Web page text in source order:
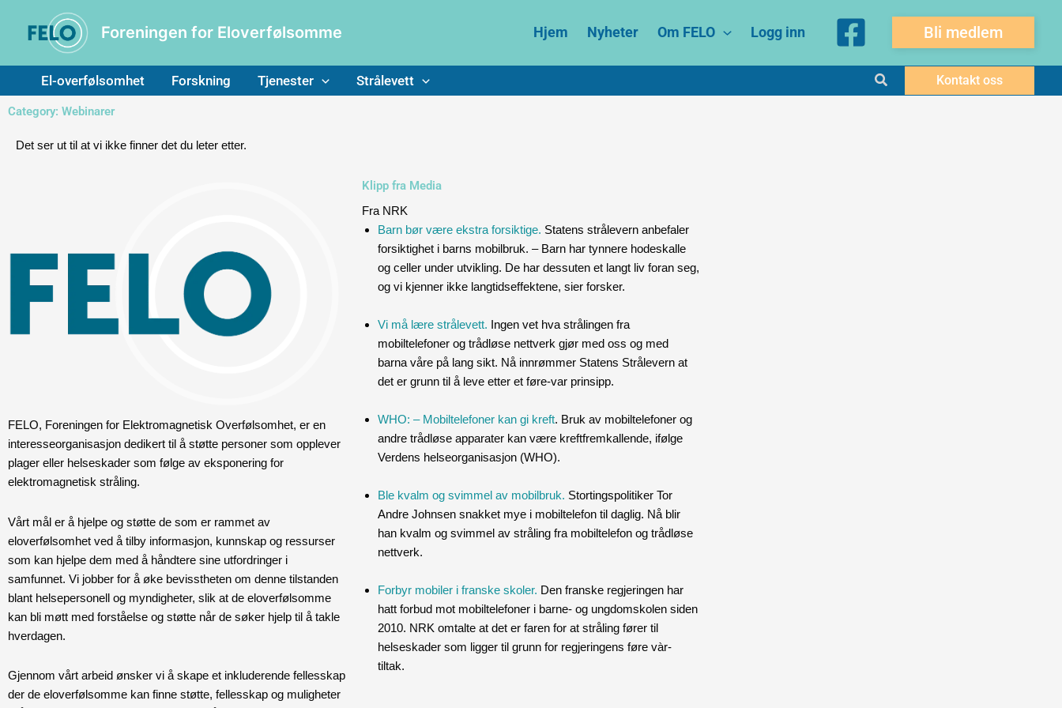
innholdet
innholdet
Foreningen for Eloverfølsomme Hjem Nyheter Om FELO Logg inn Bli medlem
El-overfølsomhet Forskning Tjenester Strålevett Søk Kontakt oss
Category: Webinarer
Det ser ut til at vi ikke finner det du leter etter.
FELO, Foreningen for Elektromagnetisk Overfølsomhet, er en
interesseorganisasjon dedikert til å støtte personer som opplever
plager eller helseskader som følge av eksponering for
elektromagnetisk stråling.
Vårt mål er å hjelpe og støtte de som er rammet av
eloverfølsomhet ved å tilby informasjon, kunnskap og ressurser
som kan hjelpe dem med å håndtere sine utfordringer i
samfunnet. Vi jobber for å øke bevisstheten om denne tilstanden
blant helsepersonell og myndigheter, slik at de eloverfølsomme
kan bli møtt med forståelse og støtte når de søker hjelp til å takle
hverdagen.
Gjennom vårt arbeid ønsker vi å skape et inkluderende fellesskap
der de eloverfølsomme kan finne støtte, fellesskap og muligheter
Klipp fra Media
Fra NRK
Barn bør være ekstra forsiktige. Statens strålevern anbefaler
forsiktighet i barns mobilbruk. – Barn har tynnere hodeskalle
og celler under utvikling. De har dessuten et langt liv foran seg,
og vi kjenner ikke langtidseffektene, sier forsker.
Vi må lære strålevett. Ingen vet hva strålingen fra
mobiltelefoner og trådløse nettverk gjør med oss og med
barna våre på lang sikt. Nå innrømmer Statens Strålevern at
det er grunn til å leve etter et føre-var prinsipp.
WHO: – Mobiltelefoner kan gi kreft. Bruk av mobiltelefoner og
andre trådløse apparater kan være kreftfremkallende, ifølge
Verdens helseorganisasjon (WHO).
Ble kvalm og svimmel av mobilbruk. Stortingspolitiker Tor
Andre Johnsen snakket mye i mobiltelefon til daglig. Nå blir
han kvalm og svimmel av stråling fra mobiltelefon og trådløse
nettverk.
Forbyr mobiler i franske skoler. Den franske regjeringen har
hatt forbud mot mobiltelefoner i barne- og ungdomskolen siden
2010. NRK omtalte at det er faren for at stråling fører til
helseskader som ligger til grunn for regjeringens føre vàr-
tiltak.